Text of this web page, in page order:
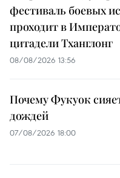
фестиваль боевых
проходит в
цитадели Тханглонг
08/08/2026 13:56
Почему Фукуок
дождей
07/08/2026 18:00